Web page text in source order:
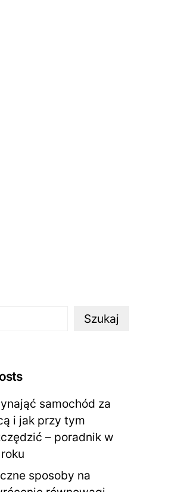
CIAŁO
zadbać o
cerę w
spa?
Szukaj
samochód za
i jak przy tym
– poradnik w
sposoby na